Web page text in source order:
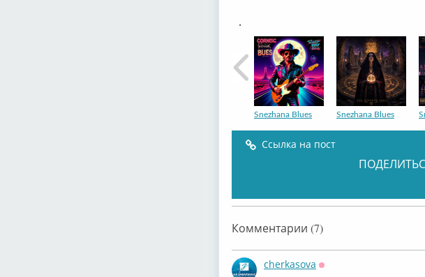
.
Snezhana Blues Snezhana Blues
Ссылка на пост
Комментарии (7)
cherkasova